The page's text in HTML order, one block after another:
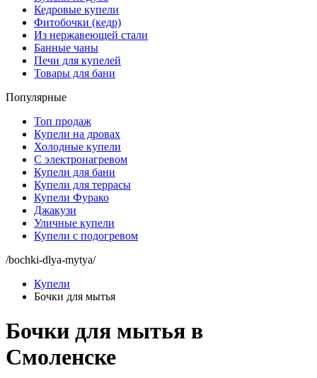
Кедровые купели
Фитобочки (кедр)
Из нержавеющей стали
Банные чаны
Печи для купелей
Товары для бани
Популярные
Топ продаж
Купели на дровах
Холодные купели
С электронагревом
Купели для бани
Купели для террасы
Купели Фурако
Джакузи
Уличные купели
Купели с подогревом
/bochki-dlya-mytya/
Купели
Бочки для мытья
Бочки для мытья в
Смоленске